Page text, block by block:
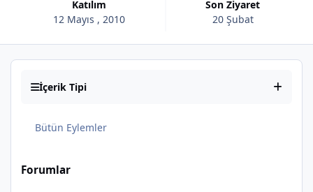
Katılım
12 Mayıs , 2010
Son Ziyaret
20 Şubat
İçerik Tipi
Bütün Eylemler
Forumlar